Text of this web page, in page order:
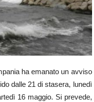
ha emanato un avviso
dalle 21 di stasera, lunedì
16 maggio. Si prevede,